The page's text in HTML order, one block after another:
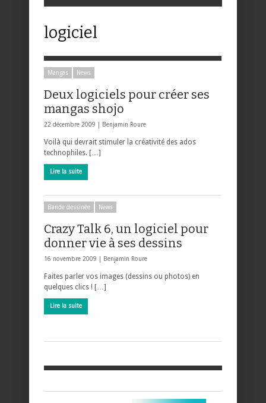
logiciel
Mangas News
Deux logiciels pour créer ses
mangas shojo
22 décembre 2009 | Benjamin Roure
Voilà qui devrait stimuler la créativité des ados
technophiles. […]
Lire la suite
Bande dessinée News
Crazy Talk 6, un logiciel pour
donner vie à ses dessins
16 novembre 2009 | Benjamin Roure
Faites parler vos images (dessins ou photos) en
quelques clics ! […]
Lire la suite